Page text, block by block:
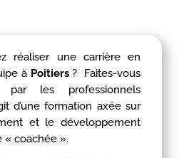
réaliser une carrière en
à Poitiers? Faites-vous
par les professionnels
d’une formation axée sur
et le développement
« coachée ».